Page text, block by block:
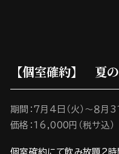
【個室確約】 夏
期間：7月4日（火）～８月31
価格：16,000円（税サ込）
個室確約にて飲み放題2時